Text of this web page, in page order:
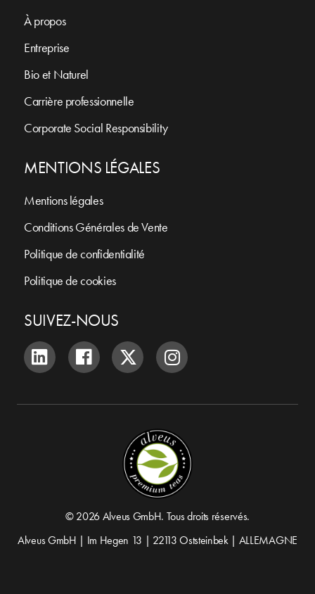
À propos
Entreprise
Bio et Naturel
Carrière professionnelle
Corporate Social Responsibility
MENTIONS LÉGALES
Mentions légales
Conditions Générales de Vente
Politique de confidentialité
Politique de cookies
SUIVEZ-NOUS
© 2026 Alveus GmbH. Tous droits réservés.
Alveus GmbH | Im Hegen 13 | 22113 Oststeinbek | ALLEMAGNE